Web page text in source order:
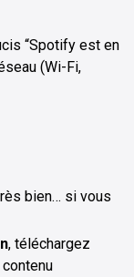
“Spotify est en
(Wi-Fi,
bien… si vous
, téléchargez